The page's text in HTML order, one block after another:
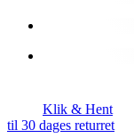
Klik & Hent
til 30 dages returret